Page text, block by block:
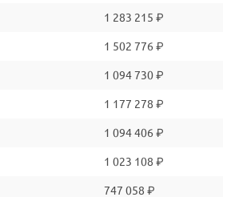
1 283 215 ₽
1 502 776 ₽
1 094 730 ₽
1 177 278 ₽
1 094 406 ₽
1 023 108 ₽
747 058 ₽